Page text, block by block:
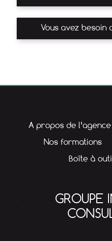
Vous avez besoin
A propos de l’agence
Nos formations
Boîte à
GROUPE